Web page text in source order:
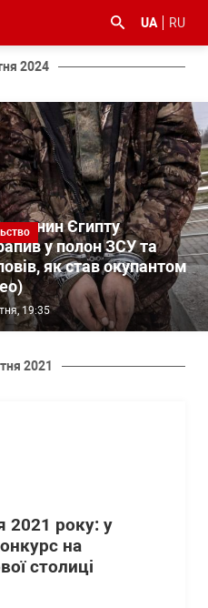
UA RU
2024
Єгипту
у полон ЗСУ та
як став окупантом
19:35
2021
2021 року: у
на
столиці
#Київ #коронавірус